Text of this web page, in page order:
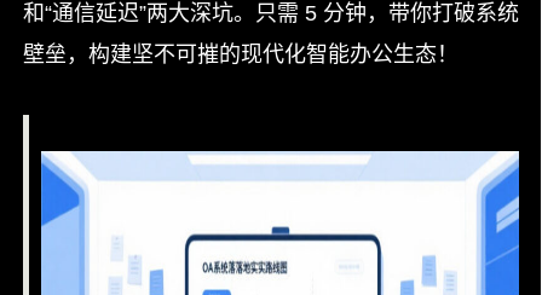
和“通信延迟”两大深坑。只需 5 分钟，带你打破系统
壁垒，构建坚不可摧的现代化智能办公生态！